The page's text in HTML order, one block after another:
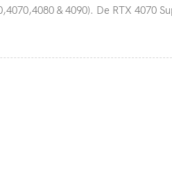
& 4090). De RTX 4070